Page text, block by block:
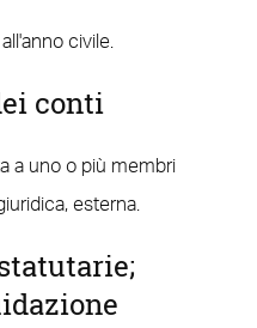
civile.
conti
a uno o più membri
esterna.